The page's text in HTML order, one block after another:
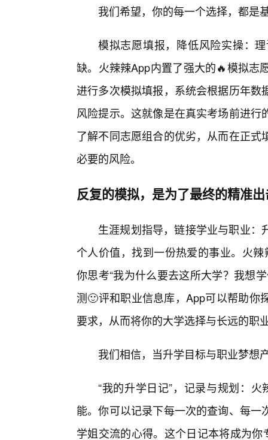
我们希望，你的每一个选择，都是
模拟志愿填报，降低风险实操：
缺。火辣辣App内置了强大的🔥模拟志
进行多次模拟填报，系统会根据历年
风险提示。这就像是在真实考场前进
了解不同志愿组合的优劣，从而在正
必要的风险。
反复的模拟，是为了最终的精准
生涯规划指导，链接学业与职业
个人价值，找到一份热爱的事业。火
你思考“我为什么要去这所大学？我想
测🙂评和职业信息库，App可以帮助你
要求，从而将你的大学选择与长远的职
我们相信，当升学目标与职业梦想
“我的升学日记”，记录与规划：
能。你可以记录下每一次的查询、每
学姐交流的心得。这个日记本将成为